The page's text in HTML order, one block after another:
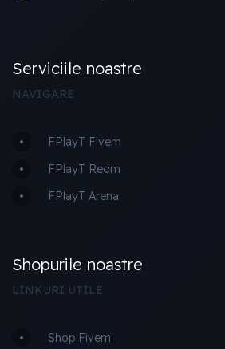
Serviciile noastre
NAVIGARE
FPlayT Fivem
FPlayT Redm
FPlayT Arena
Shopurile noastre
LINKURI UTILE
Shop Fivem